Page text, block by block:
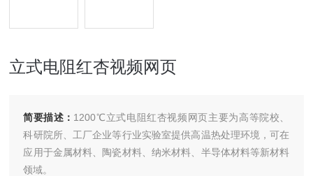
立式电阻红杏视频网页
简要描述： 1200℃立式电阻红杏视频网页主要为高等院校、
科研院所、工厂企业等行业实验室提供高温热处理环境，可在
应用于金属材料、陶瓷材料、纳米材料、半导体材料等新材料
领域。